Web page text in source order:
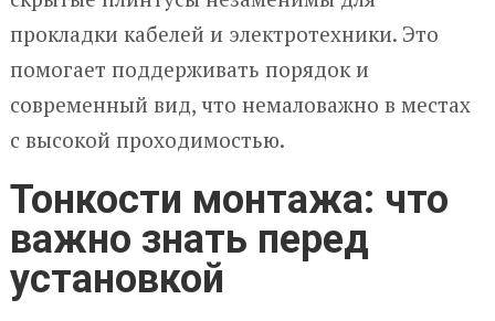
прокладки кабелей и электротехники. Это
помогает поддерживать порядок и
современный вид, что немаловажно в местах
с высокой проходимостью.
Тонкости монтажа: что
важно знать перед
установкой